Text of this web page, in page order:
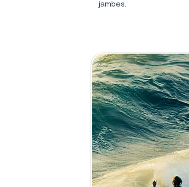
jambes.